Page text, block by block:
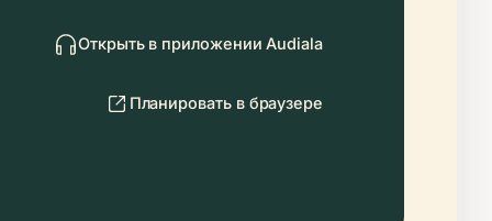
Открыть в приложении Audiala
Планировать в браузере